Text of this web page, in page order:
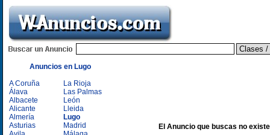
Anuncios en Lugo
A Coruña
Álava
Albacete
Alicante
Almería
Asturias
La Rioja
Las Palmas
León
Lleida
Lugo
Madrid
El Anuncio que buscas no